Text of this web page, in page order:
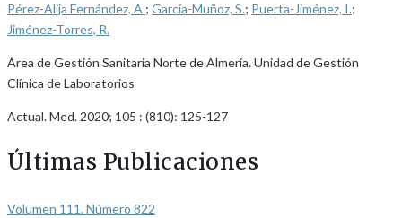
Pérez-Alija Fernández, A.; García-Muñoz, S.; Puerta-Jiménez, I.;
Jiménez-Torres, R.
Área de Gestión Sanitaria Norte de Almería. Unidad de Gestión
Clínica de Laboratorios
Actual. Med. 2020; 105 : (810): 125-127
Últimas Publicaciones
Volumen 111. Número 822